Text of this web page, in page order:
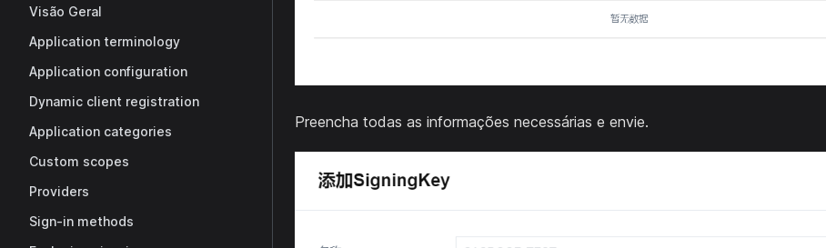
Visão Geral
Application terminology
Application configuration
Dynamic client registration
Application categories
Custom scopes
Providers
Sign-in methods
Preencha todas as informações necessárias e envie.